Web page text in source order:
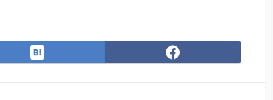
は
て
Facebook
で